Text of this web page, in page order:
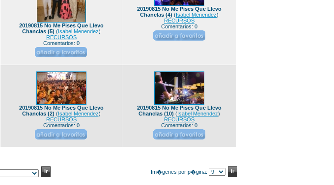
20190815 No Me Pises Que Llevo
Chanclas (5) (Isabel Menendez)
RECURSOS
Comentarios: 0
20190815 No Me Pises Que Llevo
Chanclas (4) (Isabel Menendez)
RECURSOS
Comentarios: 0
20190815 No Me Pises Que Llevo
Chanclas (2) (Isabel Menendez)
RECURSOS
Comentarios: 0
20190815 No Me Pises Que Llevo
Chanclas (10) (Isabel Menendez)
RECURSOS
Comentarios: 0
Im�genes por p�gina: